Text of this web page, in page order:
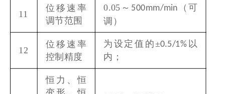
11
位移速率
调节范围
0.05 ～ 500mm/min （可
调）
12
位移速率
控制精度
为设定值的±0.5/1% 以
内；
恒力、恒
变形、恒